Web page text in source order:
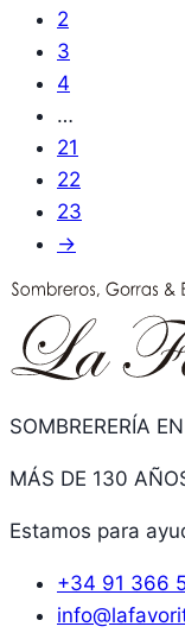
2
3
4
…
21
22
23
→
SOMBRERERÍA
MÁS DE 130
Estamos para
+34 91 366